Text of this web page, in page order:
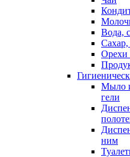
Вода,
Сахар,
Орехи
Мыло
гели
ним